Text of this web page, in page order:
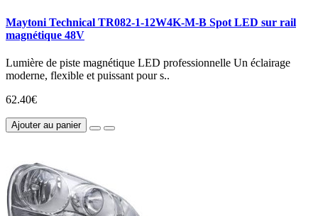
Maytoni Technical TR082-1-12W4K-M-B Spot LED sur rail
magnétique 48V
Lumière de piste magnétique LED professionnelle Un éclairage
moderne, flexible et puissant pour s..
62.40€
Ajouter au panier